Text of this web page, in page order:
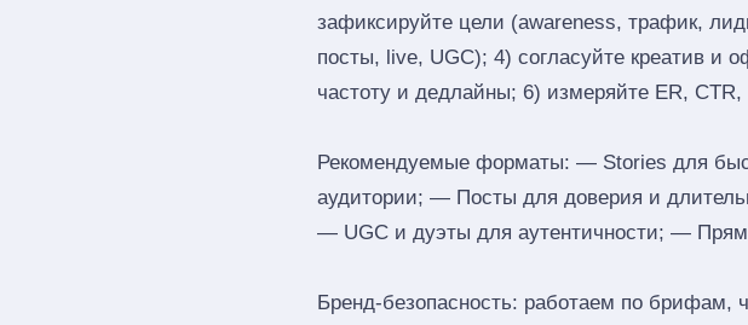
зафиксируйте цели (awareness, трафик,
посты, live, UGC); 4) согласуйте креатив и
частоту и дедлайны; 6) измеряйте ER,
Рекомендуемые форматы: — Stories для
аудитории; — Посты для доверия и
— UGC и дуэты для аутентичности; —
Бренд‑безопасность: работаем по брифам,